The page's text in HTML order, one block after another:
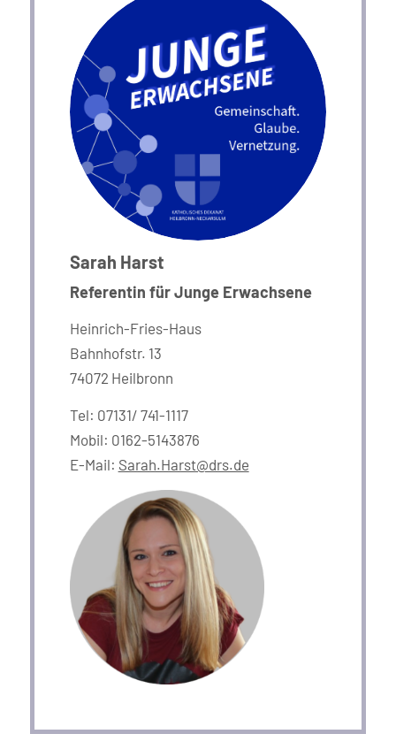
Sarah Harst
Referentin für Junge Erwachsene
Heinrich-Fries-Haus
Bahnhofstr. 13
74072 Heilbronn
Tel: 07131/ 741-1117
Mobil: 0162-5143876
E-Mail: Sarah.Harst@drs.de